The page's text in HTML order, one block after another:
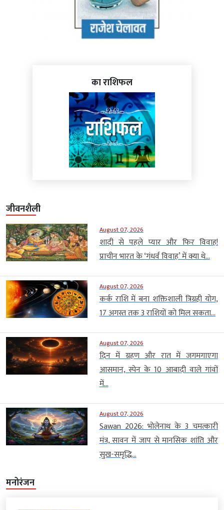
का राशिफल
जीवनशैली
August 07, 2026
शादी से पहले प्यार और फिर विवाह!
प्राचीन भारत के ‘गंधर्व विवाह’ में क्या थे...
August 07, 2026
कर्क राशि में बना शक्तिशाली त्रिग्रही योग,
17 अगस्त तक 3 राशियों को मिल सकता...
August 07, 2026
दिन में ग्रहण और रात में जगमगाएगा
आसमान, स्पेन के 10 आबादी वाले गांवों
में...
August 07, 2026
Sawan 2026: भोलेनाथ के 3 चमत्कारी
मंत्र, सावन में जाप से मानसिक शांति और
सुख-समृद्धि...
मनोरंजन